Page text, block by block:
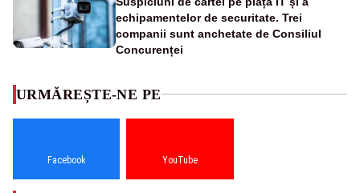
echipamentelor de securitate. Trei
companii sunt anchetate de Consiliul
Concurenței
URMĂREȘTE-NE PE
Facebook YouTube